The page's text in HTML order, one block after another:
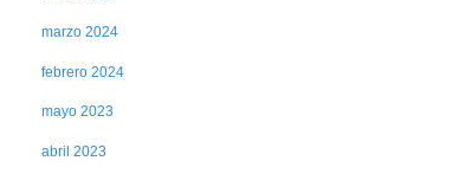
marzo 2024
febrero 2024
mayo 2023
abril 2023